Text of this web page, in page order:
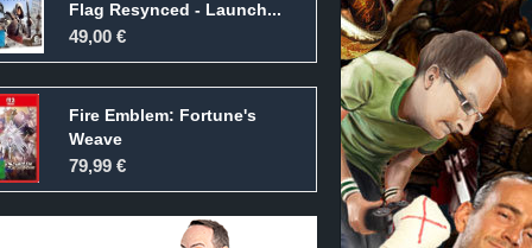
Flag Resynced - Launch...
49,00 €
Fire Emblem: Fortune's
Weave
79,99 €